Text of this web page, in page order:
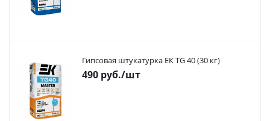
Гипсовая штукатурка ЕК TG 40 (30 кг)
490 руб./шт